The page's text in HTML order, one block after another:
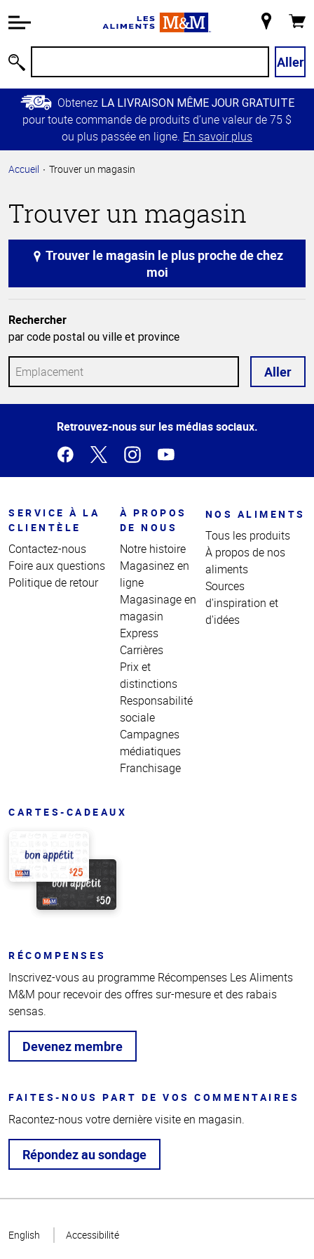
relative à
Passer
contenu
principal
Retour à
principale
magasin
Aller
Obtenez LA LIVRAISON MÊME JOUR GRATUITE
pour toute commande de produits d’une valeur de 75 $
ou plus passée en ligne. En savoir plus
Accueil Trouver un magasin
Trouver un magasin
moi
Rechercher
par code postal ou ville et province
Aller
Retrouvez-nous sur les médias sociaux.
SERVICE À LA
CLIENTÈLE
Contactez-nous
Foire aux questions
Politique de retour
À PROPOS
DE NOUS
Notre histoire
Magasinez en
ligne
Magasinage en
magasin
Express
Carrières
Prix et
distinctions
Responsabilité
sociale
Campagnes
médiatiques
Franchisage
NOS ALIMENTS
Tous les produits
À propos de nos
aliments
Sources
d'inspiration et
d'idées
CARTES-CADEAUX
RÉCOMPENSES
Inscrivez-vous au programme Récompenses Les Aliments
M&M pour recevoir des offres sur-mesure et des rabais
sensas.
Devenez membre
FAITES-NOUS PART DE VOS COMMENTAIRES
Racontez-nous votre dernière visite en magasin.
Répondez au sondage
page
English Accessibilité